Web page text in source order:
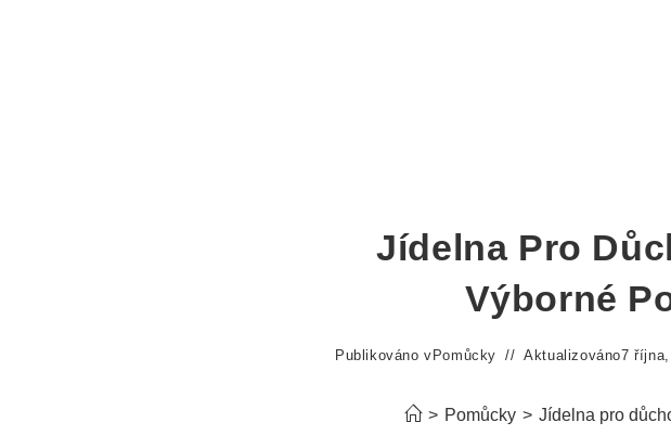
Jídelna Pro
Výborné
Publikováno v Pomůcky Aktualizováno7
> Pomůcky > Jídelna pro